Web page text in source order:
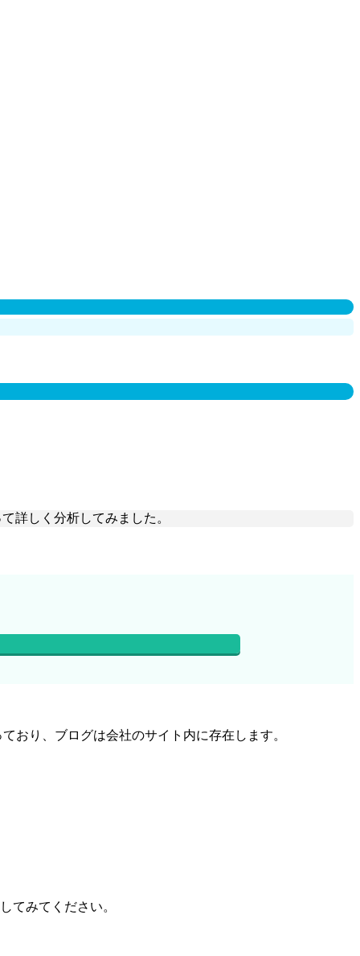
詳しく分析してみました。
おり、ブログは会社のサイト内に存在します。
てみてください。